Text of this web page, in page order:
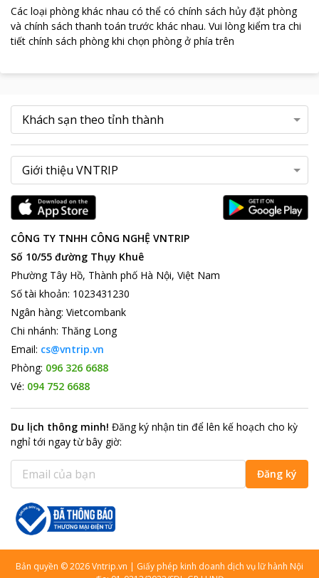
Các loại phòng khác nhau có thể có chính sách hủy đặt phòng
và chính sách thanh toán trước khác nhau. Vui lòng kiểm tra chi
tiết chính sách phòng khi chọn phòng ở phía trên
CÔNG TY TNHH CÔNG NGHỆ VNTRIP
Số 10/55 đường Thụy Khuê
Phường Tây Hồ, Thành phố Hà Nội, Việt Nam
Số tài khoản: 1023431230
Ngân hàng: Vietcombank
Chi nhánh: Thăng Long
Email: cs@vntrip.vn
Phòng: 096 326 6688
Vé: 094 752 6688
Du lịch thông minh! Đăng ký nhận tin để lên kế hoạch cho kỳ
nghỉ tới ngay từ bây giờ:
Đăng ký
Bản quyền ©2026Vntrip.vn | Giấy phép kinh doanh dịch vụ lữ hành Nội